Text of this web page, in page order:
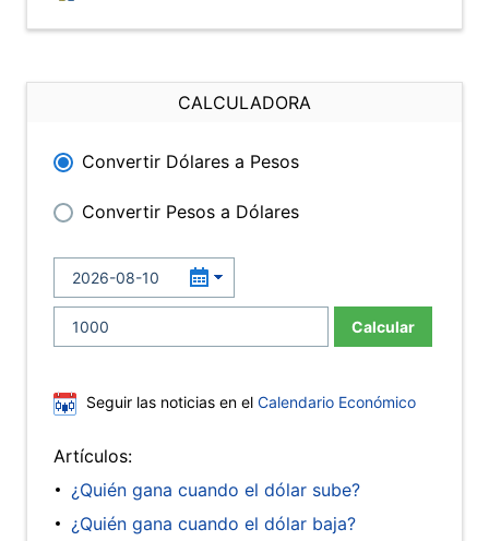
CALCULADORA
Convertir Dólares a Pesos
Convertir Pesos a Dólares
Calcular
Seguir las noticias en el Calendario Económico
Artículos:
¿Quién gana cuando el dólar sube?
¿Quién gana cuando el dólar baja?